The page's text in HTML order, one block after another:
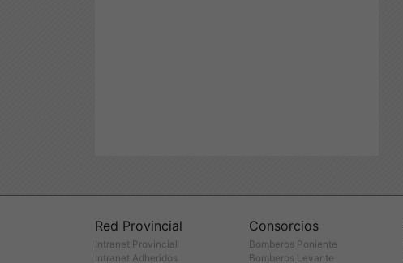
Red Provincial
Intranet Provincial
Intranet Adheridos
Consorcios
Bomberos Poniente
Bomberos Levante